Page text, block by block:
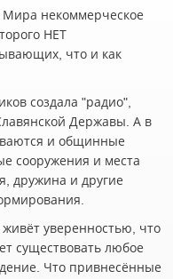
Мира некоммерческое
НЕТ
что и как
создала "радио",
Державы. А в
и общинные
сооружения и места
дружина и другие
уверенностью, что
существовать любое
Что привнесённые